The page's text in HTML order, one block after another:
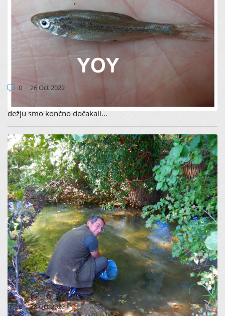
PRIMORSKA PODUST JE PREŽIVELA HUDE
POLETNE RAZMERE (Potrditev drsti v
naravi)
0 26 Oct 2022
Po izredno dolgem obdobju suše in težko pričakovanem
dežju smo končno dočakali...
V LETU 2022 SMO V NARAVO IZPUSTILI
30.000 OSEBKOV PRIMORSKE PODUSTI
0 28 Oct 2022